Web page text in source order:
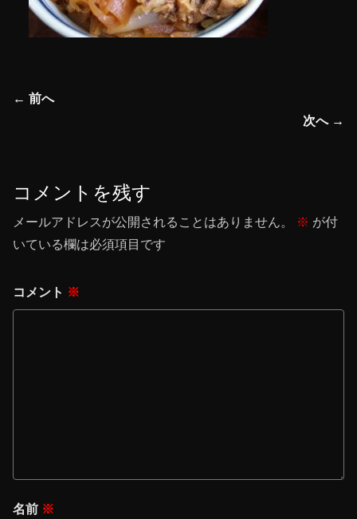
← 前へ
次へ →
コメントを残す
メールアドレスが公開されることはありません。 ※ が付
いている欄は必須項目です
コメント ※
名前 ※